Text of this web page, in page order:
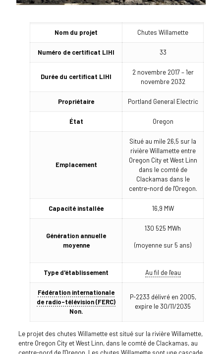
Nom du projet Chutes Willamette
Numéro de certificat LIHI 33
Durée du certificat LIHI
2 novembre 2017 – 1er
novembre 2032
Propriétaire Portland General Electric
État Oregon
Emplacement
Situé au mile 26,5 sur la
rivière Willamette entre
Oregon City et West Linn
dans le comté de
Clackamas dans le
centre-nord de l'Oregon.
Capacité installée 16,9 MW
Génération annuelle
moyenne
130 525 MWh
(moyenne sur 5 ans)
Type d'établissement Au fil de l'eau
Fédération internationale
de radio-télévision (FERC)
Non.
P-2233 délivré en 2005,
expire le 30/11/2035
Le projet des chutes Willamette est situé sur la rivière Willamette,
entre Oregon City et West Linn, dans le comté de Clackamas, au
centre-nord de l'Oregon. Les chutes Willamette sont une cascade